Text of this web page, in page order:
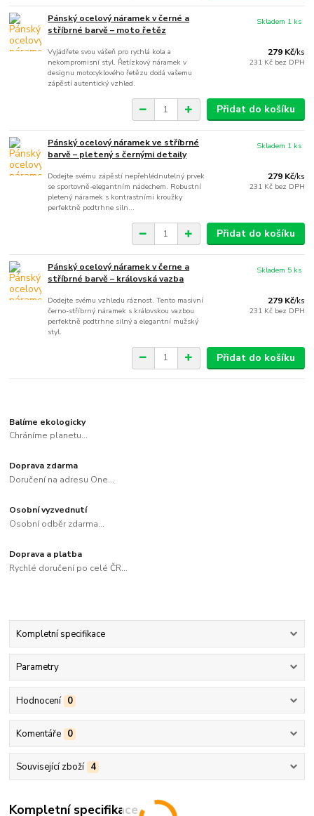
Pánský ocelový náramek v černé a
stříbrné barvě – moto řetěz
Vyjádřete svou vášeň pro rychlá kola a
nekompromisní styl. Řetízkový náramek v
designu motocyklového řetězu dodá vašemu
zápěstí autentický vzhled.
279 Kč/ks
231 Kč bez DPH
Skladem 1 ks
Přidat do košíku
Pánský ocelový náramek ve stříbrné
barvě – pletený s černými detaily
Dodejte svému zápěstí nepřehlédnutelný prvek
se sportovně-elegantním nádechem. Robustní
pletený náramek s kontrastními kroužky
perfektně podtrhne siln...
279 Kč/ks
231 Kč bez DPH
Skladem 1 ks
Přidat do košíku
Pánský ocelový náramek v černe a
stříbrné barvě – královská vazba
Dodejte svému vzhledu ráznost. Tento masivní
černo-stříbrný náramek s královskou vazbou
perfektně podtrhne silný a elegantní mužský
styl.
279 Kč/ks
231 Kč bez DPH
Skladem 5 ks
Přidat do košíku
Balíme ekologicky
Chráníme planetu...
Doprava zdarma
Doručení na adresu One...
Osobní vyzvednutí
Osobní odběr zdarma...
Doprava a platba
Rychlé doručení po celé ČR...
Kompletní specifikace
Parametry
Hodnocení 0
Komentáře 0
Související zboží 4
Kompletní specifikace